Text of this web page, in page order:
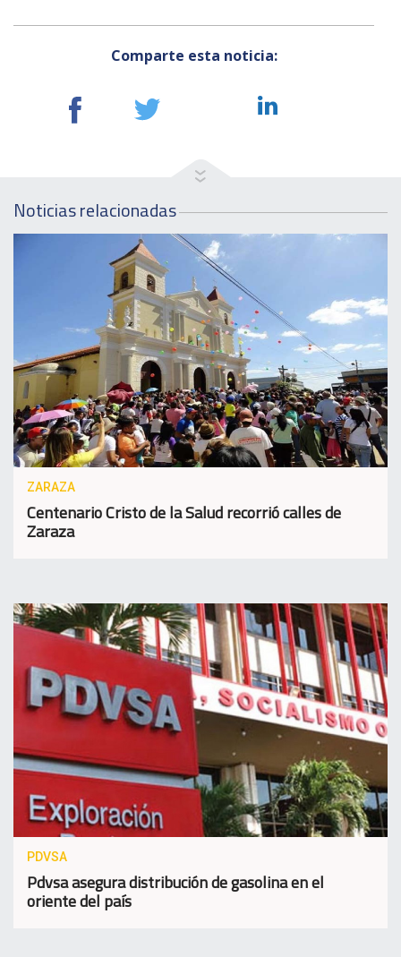
Comparte esta noticia:
Noticias relacionadas
ZARAZA
Centenario Cristo de la Salud recorrió calles de
Zaraza
PDVSA
Pdvsa asegura distribución de gasolina en el
oriente del país